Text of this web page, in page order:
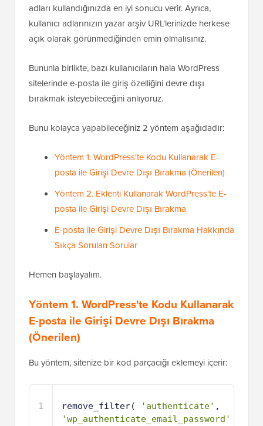
adları kullandığınızda en iyi sonucu verir. Ayrıca,
kullanıcı adlarınızın yazar arşiv URL'lerinizde herkese
açık olarak görünmediğinden emin olmalısınız.
Bununla birlikte, bazı kullanıcıların hala WordPress
sitelerinde e-posta ile giriş özelliğini devre dışı
bırakmak isteyebileceğini anlıyoruz.
Bunu kolayca yapabileceğiniz 2 yöntem aşağıdadır:
Yöntem 1. WordPress'te Kodu Kullanarak E-
posta ile Girişi Devre Dışı Bırakma (Önerilen)
Yöntem 2. Eklenti Kullanarak WordPress'te E-
posta ile Girişi Devre Dışı Bırakma
E-posta ile Girişi Devre Dışı Bırakma Hakkında
Sıkça Sorulan Sorular
Hemen başlayalım.
Yöntem 1. WordPress'te Kodu Kullanarak
E-posta ile Girişi Devre Dışı Bırakma
(Önerilen)
Bu yöntem, sitenize bir kod parçacığı eklemeyi içerir:
1 remove_filter( 'authenticate'
'wp_authenticate_email_password'